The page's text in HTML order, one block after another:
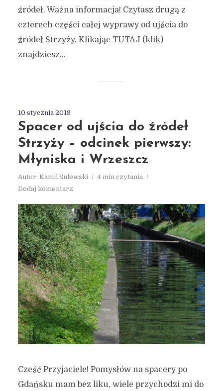
źródeł. Ważna informacja! Czytasz drugą z
czterech części całej wyprawy od ujścia do
źródeł Strzyży. Klikając TUTAJ (klik)
znajdziesz...
10 stycznia 2019
Spacer od ujścia do źródeł
Strzyży – odcinek pierwszy:
Młyniska i Wrzeszcz
Autor: Kamil Sulewski
4 min czytania
Dodaj komentarz
Cześć Przyjaciele! Pomysłów na spacery po
Gdańsku mam bez liku, wiele przychodzi mi do